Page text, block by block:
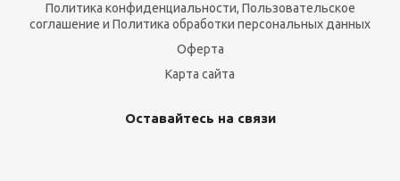
Политика конфиденциальности, Пользовательское
соглашение и Политика обработки персональных данных
Оферта
Карта сайта
Оставайтесь на связи